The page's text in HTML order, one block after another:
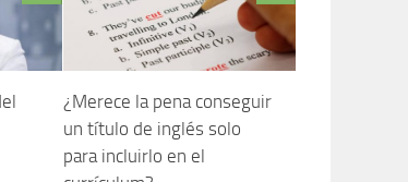
¿Merece la pena conseguir
un título de inglés solo
para incluirlo en el